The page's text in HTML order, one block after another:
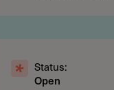
Status:
Open